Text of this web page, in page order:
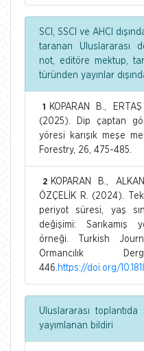
SCI, SSCI ve AHCI
taranan Uluslararası
not, editöre mektup,
türünden yayınlar
1
KOPARAN B.,
(2025). Dip çaptan
yöresi karışık meşe
Forestry, 26, 475-485.
2 KOPARAN B.,
ÖZÇELİK R. (2024).
periyot süresi, yaş
değişimi: Sarıkamış
örneği. Turkish
Ormancılık
446. https://doi.org/
Uluslararası
yayımlanan bildiri